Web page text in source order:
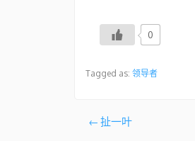
0
Tagged as: 领导者
文扯一叶